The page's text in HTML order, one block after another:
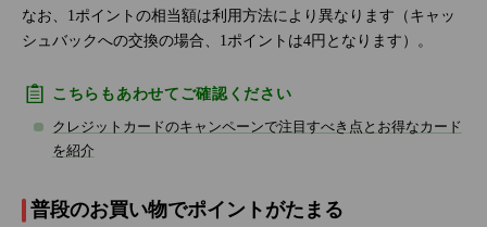
なお、1ポイントの相当額は利用方法により異なります（キャッ
シュバックへの交換の場合、1ポイントは4円となります）。
こちらもあわせてご確認ください
クレジットカードのキャンペーンで注目すべき点とお得なカード
を紹介
普段のお買い物でポイントがたまる